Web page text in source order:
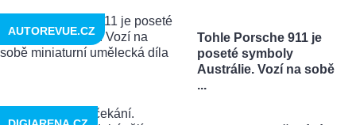
Tohle Porsche 911 je
poseté symboly
Austrálie. Vozí na sobě
...
AUTOREVUE.CZ